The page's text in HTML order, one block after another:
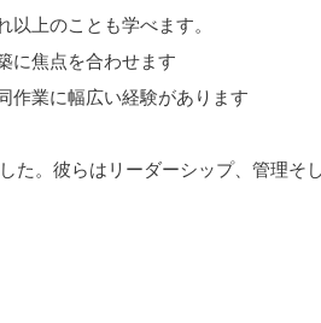
上のことも学べます。
に焦点を合わせます
作業に幅広い経験があります
た。彼らはリーダーシップ、管理そ